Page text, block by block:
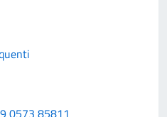
0573 85811